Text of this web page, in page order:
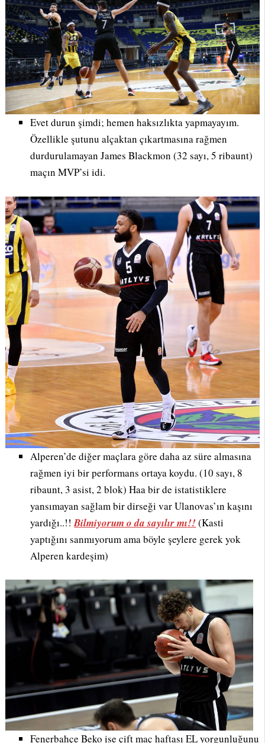
Evet durun şimdi; hemen haksızlıkta yapmayayım.
Özellikle şutunu alçaktan çıkartmasına rağmen
durdurulamayan James Blackmon (32 sayı, 5 ribaunt)
maçın MVP’si idi.
Alperen’de diğer maçlara göre daha az süre almasına
rağmen iyi bir performans ortaya koydu. (10 sayı, 8
ribaunt, 3 asist, 2 blok) Haa bir de istatistiklere
yansımayan sağlam bir dirseği var Ulanovas’ın kaşını
yardığı..!!Bilmiyorum o da sayılır mı!!(Kasti
yaptığını sanmıyorum ama böyle şeylere gerek yok
Alperen kardeşim)
Fenerbahçe Beko ise çift maç haftası EL yorgunluğunu